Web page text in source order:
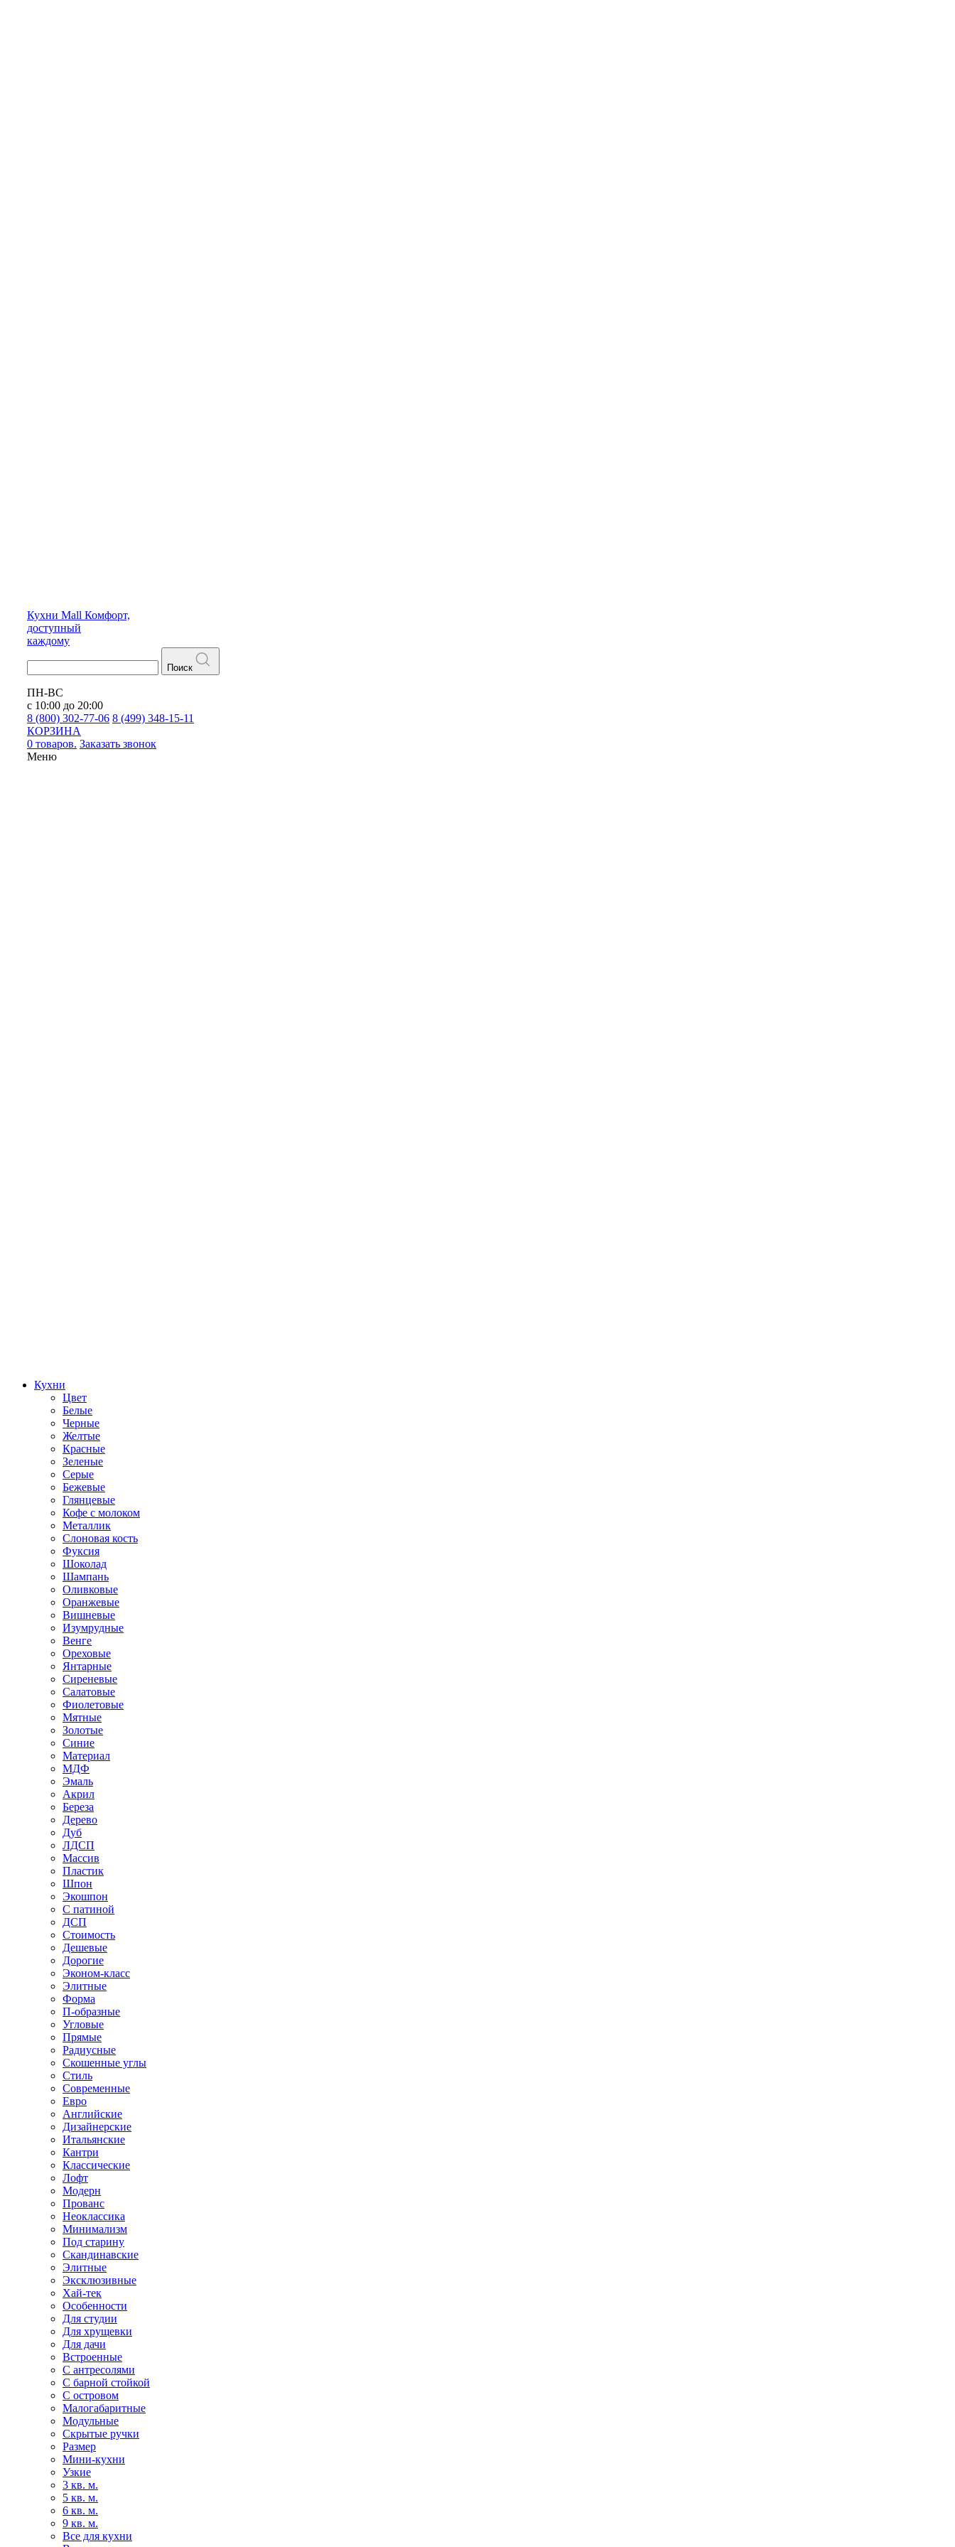
Кухни Mall Комфорт,
доступный
каждому
Поиск
ПН-ВС
с 10:00 до 20:00
8 (800) 302-77-06 8 (499) 348-15-11
КОРЗИНА
0 товаров. Заказать звонок
Меню
Кухни
Цвет
Белые
Черные
Желтые
Красные
Зеленые
Серые
Бежевые
Глянцевые
Кофе с молоком
Металлик
Слоновая кость
Фуксия
Шоколад
Шампань
Оливковые
Оранжевые
Вишневые
Изумрудные
Венге
Ореховые
Янтарные
Сиреневые
Салатовые
Фиолетовые
Мятные
Золотые
Синие
Материал
МДФ
Эмаль
Акрил
Береза
Дерево
Дуб
ЛДСП
Массив
Пластик
Шпон
Экошпон
С патиной
ДСП
Стоимость
Дешевые
Дорогие
Эконом-класс
Элитные
Форма
П-образные
Угловые
Прямые
Радиусные
Скошенные углы
Стиль
Современные
Евро
Английские
Дизайнерские
Итальянские
Кантри
Классические
Лофт
Модерн
Прованс
Неоклассика
Минимализм
Под старину
Скандинавские
Элитные
Эксклюзивные
Хай-тек
Особенности
Для студии
Для хрущевки
Для дачи
Встроенные
С антресолями
С барной стойкой
С островом
Малогабаритные
Модульные
Скрытые ручки
Размер
Мини-кухни
Узкие
3 кв. м.
5 кв. м.
6 кв. м.
9 кв. м.
Все для кухни